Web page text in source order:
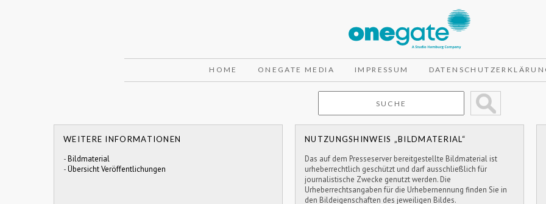
HOME ONEGATE MEDIA IMPRESSUM
WEITERE INFORMATIONEN
-Bildmaterial
-Übersicht Veröffentlichungen
NUTZUNGSHINWEIS „BILDMATERIAL“
Das auf dem Presseserver bereitgestellte Bildmaterial ist
urheberrechtlich geschützt und darf ausschließlich für
journalistische Zwecke genutzt werden. Die
Urheberrechtsangaben für die Urhebernennung finden Sie in
den Bildeigenschaften des jeweiligen Bildes.